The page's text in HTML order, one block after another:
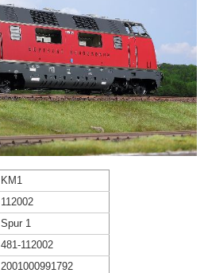
KM1
112002
Spur 1
481-112002
2001000991792